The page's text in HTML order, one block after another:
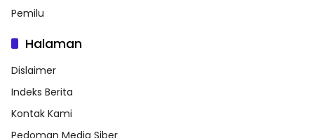
Pemilu
Halaman
Dislaimer
Indeks Berita
Kontak Kami